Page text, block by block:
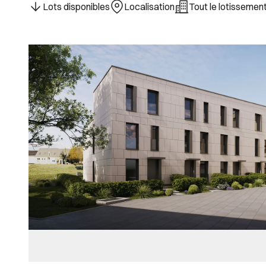
Lots disponibles Localisation Tout le
Images Gallery